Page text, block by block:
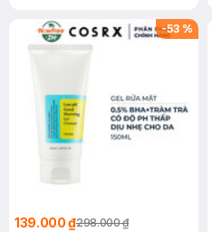
-53 %
139.000 ₫298.000 ₫